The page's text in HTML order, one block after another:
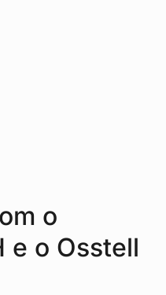
o
e o Osstell